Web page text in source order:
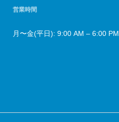
営業時間
月〜金(平日): 9:00 AM – 6:00 PM